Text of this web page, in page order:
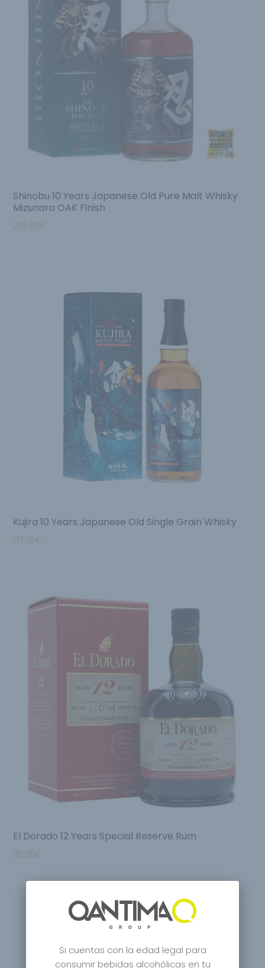
Shinobu 10 Years Japanese Old Pure Malt Whisky
Mizunara OAK Finish
205.95€
Kujira 10 Years Japanese Old Single Grain Whisky
171.95€
El Dorado 12 Years Special Reserve Rum
38.95€
Si cuentas con la edad legal para
consumir bebidas alcohólicas en tu